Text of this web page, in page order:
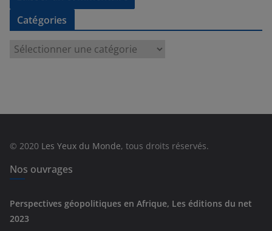
Catégories
e
© 2020 Les Yeux du Monde, tous droits réservés.
Nos ouvrages
Perspectives géopolitiques en Afrique, Les éditions du net
2023